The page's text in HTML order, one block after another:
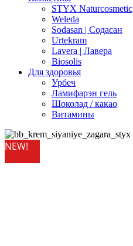
STYX Naturcosmetic
Weleda
Sodasan | Содасан
Urtekram
Lavera | Лавера
Biosolis
Для здоровья
Урбеч
Ламифарэн гель
Шоколад / какао
Витамины
NEW!